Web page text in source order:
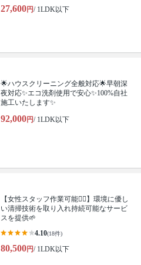
27,600円/ 1LDK以下
🌟ハウスクリーニング全般対応🌟早朝深
夜対応✨エコ洗剤使用で安心✨100%自社
施工いたします✨
92,000円/ 1LDK以下
【女性スタッフ作業可能🙆‍♀️】環境に優し
い清掃技術を取り入れ持続可能なサービ
スを提供🌱
4.10(18件)
80,500円/ 1LDK以下